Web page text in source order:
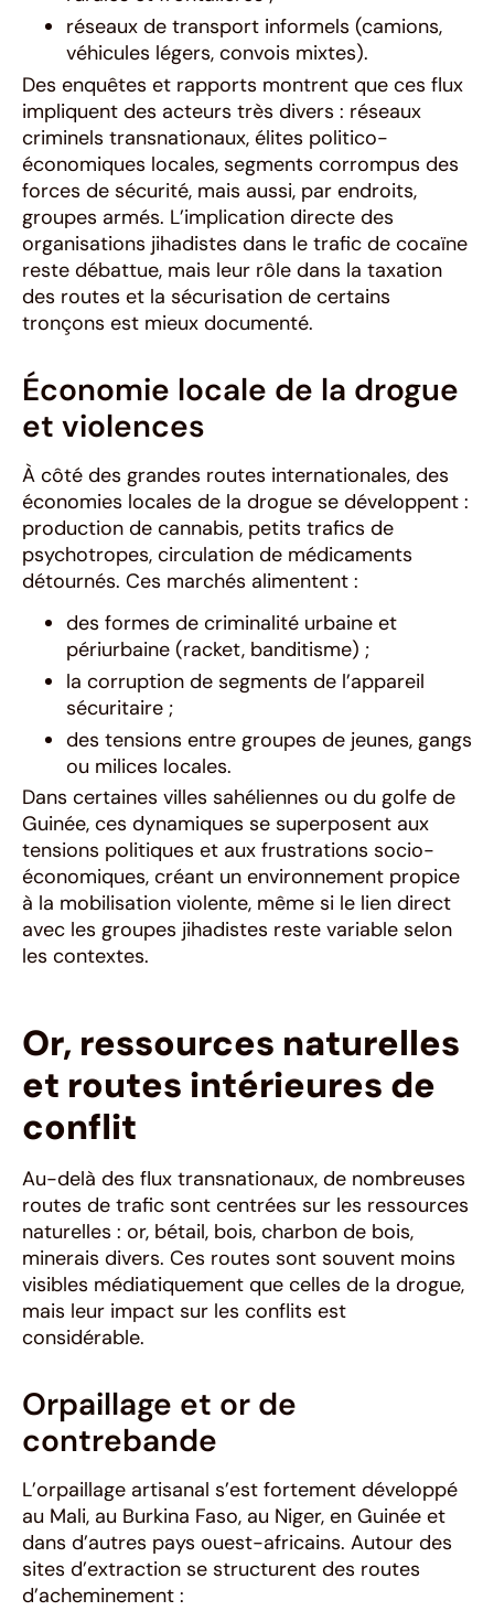
réseaux de transport informels (camions,
véhicules légers, convois mixtes).
Des enquêtes et rapports montrent que ces flux
impliquent des acteurs très divers : réseaux
criminels transnationaux, élites politico-
économiques locales, segments corrompus des
forces de sécurité, mais aussi, par endroits,
groupes armés. L’implication directe des
organisations jihadistes dans le trafic de cocaïne
reste débattue, mais leur rôle dans la taxation
des routes et la sécurisation de certains
tronçons est mieux documenté.
Économie locale de la drogue
et violences
À côté des grandes routes internationales, des
économies locales de la drogue se développent :
production de cannabis, petits trafics de
psychotropes, circulation de médicaments
détournés. Ces marchés alimentent :
des formes de criminalité urbaine et
périurbaine (racket, banditisme) ;
la corruption de segments de l’appareil
sécuritaire ;
des tensions entre groupes de jeunes, gangs
ou milices locales.
Dans certaines villes sahéliennes ou du golfe de
Guinée, ces dynamiques se superposent aux
tensions politiques et aux frustrations socio-
économiques, créant un environnement propice
à la mobilisation violente, même si le lien direct
avec les groupes jihadistes reste variable selon
les contextes.
Or, ressources naturelles
et routes intérieures de
conflit
Au-delà des flux transnationaux, de nombreuses
routes de trafic sont centrées sur les ressources
naturelles : or, bétail, bois, charbon de bois,
minerais divers. Ces routes sont souvent moins
visibles médiatiquement que celles de la drogue,
mais leur impact sur les conflits est
considérable.
Orpaillage et or de
contrebande
L’orpaillage artisanal s’est fortement développé
au Mali, au Burkina Faso, au Niger, en Guinée et
dans d’autres pays ouest-africains. Autour des
sites d’extraction se structurent des routes
d’acheminement :